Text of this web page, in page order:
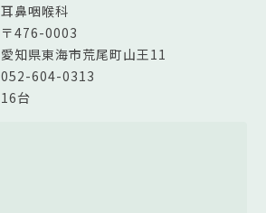
耳鼻咽喉科
〒476-0003
愛知県東海市荒尾町山王11
052-604-0313
16台